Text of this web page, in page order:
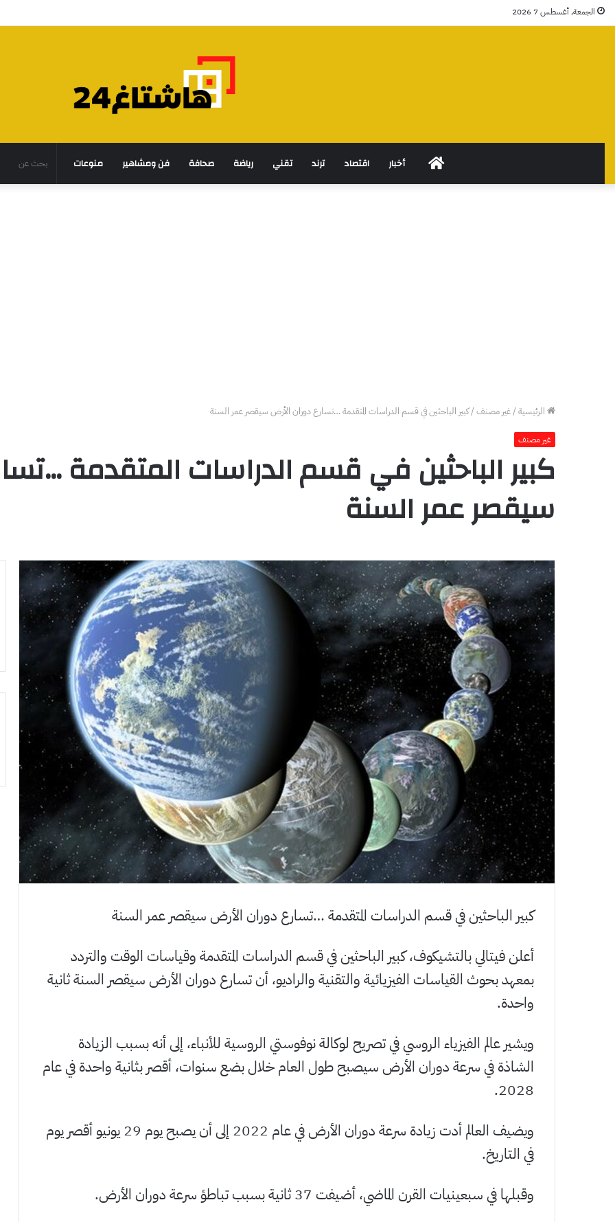
الجمعة, أغسطس 7 2026
الرئيسيةأخبار اقتصاد ترند تقني رياضة صحافة فن ومشاهير منوعات
الرئيسية/غير مصنف/كبير الباحثين في قسم الدراسات المتقدمة …تسارع دوران الأرض سيقصر عمر السنة
غير مصنف
كبير الباحثين في قسم الدراسات المتقدمة
سيقصر عمر السنة
كبير الباحثين في قسم الدراسات المتقدمة …تسارع دوران الأرض سيقصر عمر السنة
أعلن فيتالي بالتشيكوف، كبير الباحثين في قسم الدراسات المتقدمة وقياسات الوقت والتردد
بمعهد بحوث القياسات الفيزيائية والتقنية والراديو، أن تسارع دوران الأرض سيقصر السنة ثانية
واحدة.
ويشير عالم الفيزياء الروسي في تصريح لوكالة نوفوستي الروسية للأنباء، إلى أنه بسبب الزيادة
الشاذة في سرعة دوران الأرض سيصبح طول العام خلال بضع سنوات، أقصر بثانية واحدة في عام
2028.
ويضيف العالم أدت زيادة سرعة دوران الأرض في عام 2022 إلى أن يصبح يوم 29 يونيو أقصر يوم
في التاريخ.
وقبلها في سبعينيات القرن الماضي، أضيفت 37 ثانية بسبب تباطؤ سرعة دوران الأرض.